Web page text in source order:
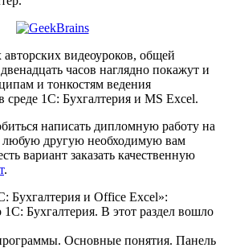
видеоуроков, общей
часов наглядно покажут и
и тонкостям ведения
среде 1С: Бухгалтерия и MS Excel.
написать дипломную работу на
любую другую необходимую вам
вариант заказать качественную
.
Бухгалтерия и Office Excel»:
Бухгалтерия. В этот раздел вошло
Основные понятия. Панель